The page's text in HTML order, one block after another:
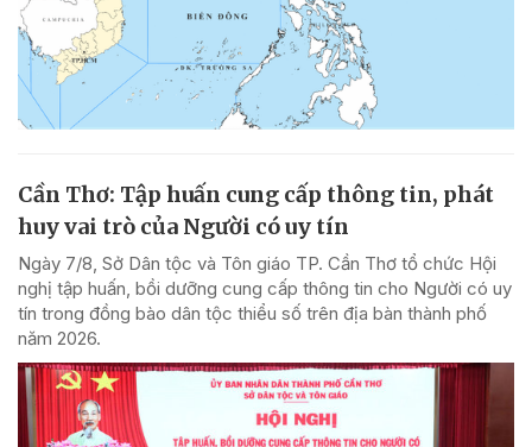
Cần Thơ: Tập huấn cung cấp thông tin, phát
huy vai trò của Người có uy tín
Ngày 7/8, Sở Dân tộc và Tôn giáo TP. Cần Thơ tổ chức Hội
nghị tập huấn, bồi dưỡng cung cấp thông tin cho Người có uy
tín trong đồng bào dân tộc thiểu số trên địa bàn thành phố
năm 2026.